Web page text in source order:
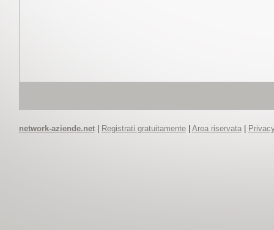
network-aziende.net| Registrati gratuitamente| Area riservata|